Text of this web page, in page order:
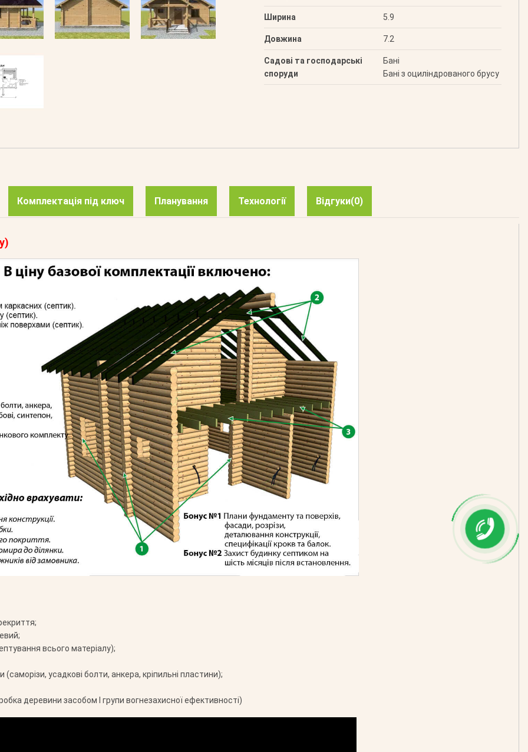
Ширина 5.9
Довжина 7.2
Садові та господарські
споруди
Бані
Бані з оциліндрованого брусу
Комплектація під ключ Планування Технології Відгуки(0)
всього матеріалу);
(саморізи, усадкові болти, анкера, кріпильні пластини);
деревини засобом І групи вогнезахисної ефективності)